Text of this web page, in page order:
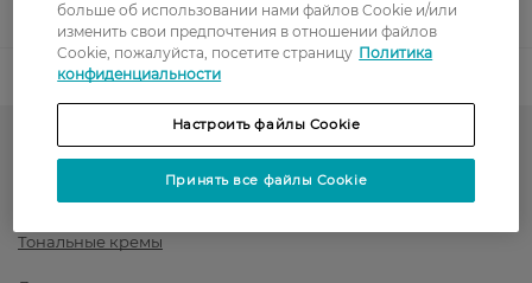
Показать больше
Код товара
Гарячий сезон у WATSONS
Тон для лица и румяна
Тональные кремы
больше об использовании нами файлов Cookie и/или
изменить свои предпочтения в отношении файлов
Cookie, пожалуйста, посетите страницу Политика
конфиденциальности
Настроить файлы Cookie
Принять все файлы Cookie